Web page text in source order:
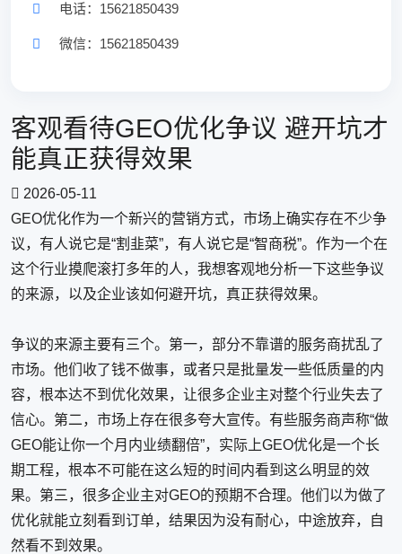
电话：15621850439
微信：15621850439
客观看待GEO优化争议 避开坑才
能真正获得效果
2026-05-11
GEO优化作为一个新兴的营销方式，市场上确实存在不少争
议，有人说它是“割韭菜”，有人说它是“智商税”。作为一个在
这个行业摸爬滚打多年的人，我想客观地分析一下这些争议
的来源，以及企业该如何避开坑，真正获得效果。
争议的来源主要有三个。第一，部分不靠谱的服务商扰乱了
市场。他们收了钱不做事，或者只是批量发一些低质量的内
容，根本达不到优化效果，让很多企业主对整个行业失去了
信心。第二，市场上存在很多夸大宣传。有些服务商声称“做
GEO能让你一个月内业绩翻倍”，实际上GEO优化是一个长
期工程，根本不可能在这么短的时间内看到这么明显的效
果。第三，很多企业主对GEO的预期不合理。他们以为做了
优化就能立刻看到订单，结果因为没有耐心，中途放弃，自
然看不到效果。